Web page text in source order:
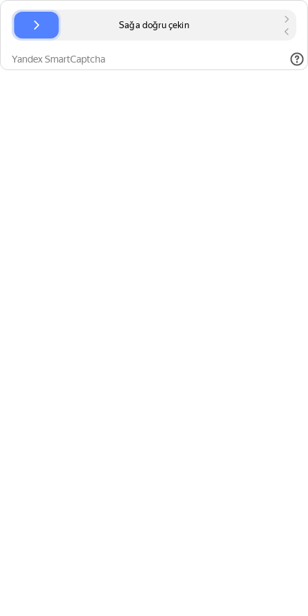
Sağa doğru çekin
Yandex SmartCaptcha